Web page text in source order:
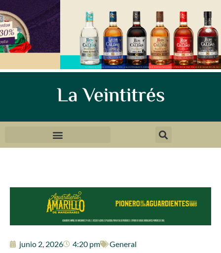
La Veintitrés
junio 2, 2026 4:20 pm General